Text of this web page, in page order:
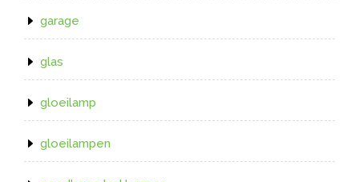
garage
glas
gloeilamp
gloeilampen